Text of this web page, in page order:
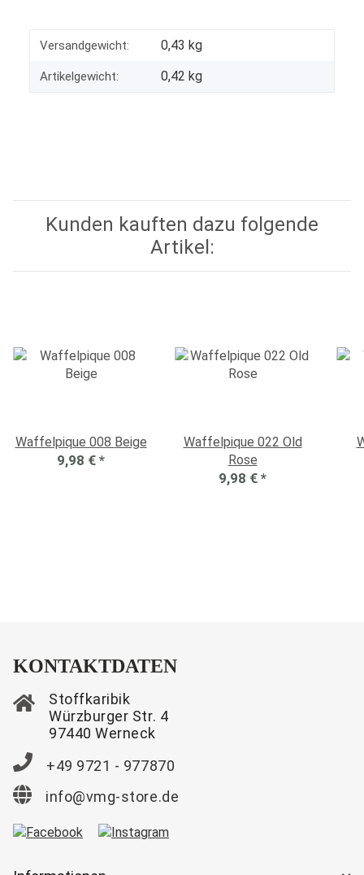
Versandgewicht: 0,43 kg
Artikelgewicht: 0,42 kg
Kunden kauften dazu folgende
Artikel:
Waffelpique 008 Beige
9,98 € *
Waffelpique 022 Old
Rose
9,98 € *
KONTAKTDATEN
Stoffkaribik
Würzburger Str. 4
97440 Werneck
+49 9721 - 977870
info@vmg-store.de